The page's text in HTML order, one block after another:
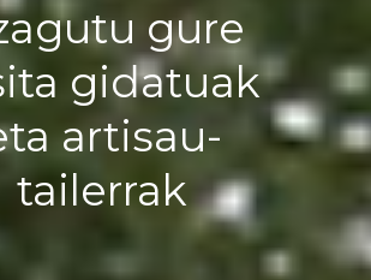
gure
gidatuak
artisau-
tailerrak